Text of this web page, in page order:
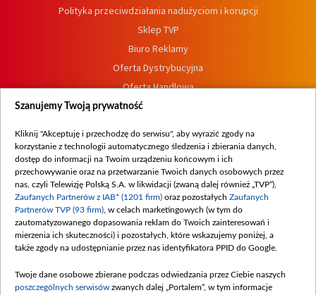
Polityka przeciwdziałania nadużyciom i korupcji
Sklep TVP
Biuro Reklamy
Oferta Dystrybucyjna
Oferta Handlowa
Dostępność
Procedura zgłoszeń wewnętrznych
Szanujemy Twoją prywatność
Kliknij "Akceptuję i przechodzę do serwisu", aby wyrazić zgody na
korzystanie z technologii automatycznego śledzenia i zbierania danych,
dostęp do informacji na Twoim urządzeniu końcowym i ich
przechowywanie oraz na przetwarzanie Twoich danych osobowych przez
nas, czyli Telewizję Polską S.A. w likwidacji (zwaną dalej również „TVP”),
Zaufanych Partnerów z IAB* (1201 firm) oraz pozostałych Zaufanych
Partnerów TVP (93 firm) , w celach marketingowych (w tym do
zautomatyzowanego dopasowania reklam do Twoich zainteresowań i
mierzenia ich skuteczności) i pozostałych, które wskazujemy poniżej, a
także zgody na udostępnianie przez nas identyfikatora PPID do Google.
Twoje dane osobowe zbierane podczas odwiedzania przez Ciebie naszych
poszczególnych serwisów zwanych dalej „Portalem”, w tym informacje